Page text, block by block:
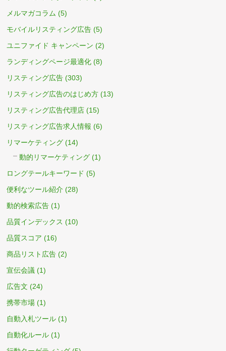
メルマガコラム (5)
モバイルリスティング広告 (5)
ユニファイド キャンペーン (2)
ランディングページ最適化 (8)
リスティング広告 (303)
リスティング広告のはじめ方 (13)
リスティング広告代理店 (15)
リスティング広告求人情報 (6)
リマーケティング (14)
動的リマーケティング (1)
ロングテールキーワード (5)
便利なツール紹介 (28)
動的検索広告 (1)
品質インデックス (10)
品質スコア (16)
商品リスト広告 (2)
宣伝会議 (1)
広告文 (24)
携帯市場 (1)
自動入札ツール (1)
自動化ルール (1)